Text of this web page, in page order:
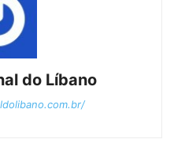
do Líbano